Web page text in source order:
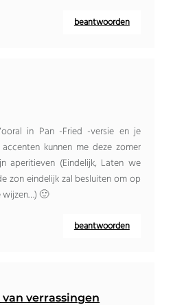
beantwoorden
in Pan -Fried -versie en je
kunnen me deze zomer
aperitieven (Eindelijk, Laten we
zon eindelijk zal besluiten om op
wijzen…) 🙂
beantwoorden
van verrassingen